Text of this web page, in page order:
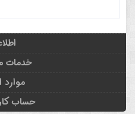
خدمات
موارد
حساب